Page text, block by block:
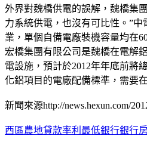
外界對魏橋供電的誤解，魏橋集
力系統供電，也沒有可比性。”
業，單個自備電廠裝機容量均在
宏橋集團有限公司是魏橋在電解
電設施，預計於2012年年底前將
化鋁項目的電廠配備標準，需要
新聞來源http://news.hexun.com/
西區農地貸款率利最低銀行銀行